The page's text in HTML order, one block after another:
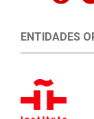
ENTIDADES